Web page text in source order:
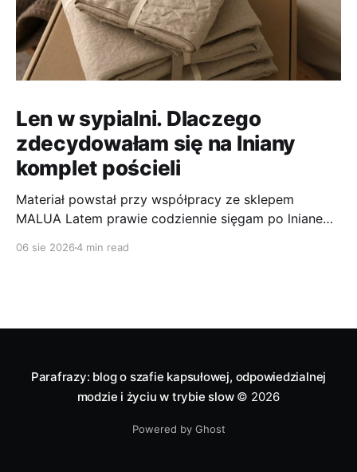
Len w sypialni. Dlaczego
zdecydowałam się na lniany
komplet pościeli
Materiał powstał przy współpracy ze sklepem
MALUA Latem prawie codziennie sięgam po lniane
dla
06 sie 20264 min read
Parafrazy: blog o szafie kapsułowej, odpowiedzialnej
modzie i życiu w trybie slow© 2026
Powered by Ghost